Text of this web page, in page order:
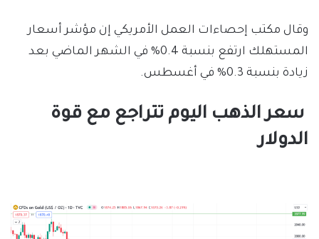
وقال مكتب إحصاءات العمل الأمريكي إن مؤشر أسعار
المستهلك ارتفع بنسبة 0.4% في الشهر الماضي بعد
زيادة بنسبة 0.3% في أغسطس.
سعر الذهب اليوم تتراجع مع قوة
الدولار